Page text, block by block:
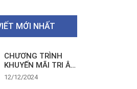
MỚI NHẤT
CHƯƠNG TRÌNH
KHUYẾN MÃI TRI ÂN
KHÁCH HÀNG CUỐI
NĂM
12/12/2024